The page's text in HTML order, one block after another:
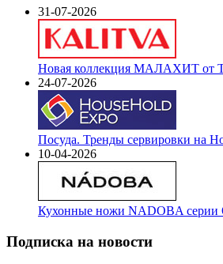
31-07-2026
Новая коллекция МАЛАХИТ от
24-07-2026
Посуда. Тренды сервировки на
10-04-2026
Кухонные ножи NADOBA серии
Подписка на новости